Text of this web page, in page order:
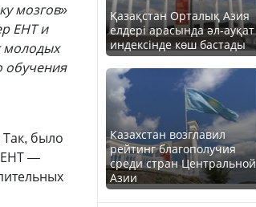
мозгов»
ЕНТ и
молодых
обучения
было
ЕНТ —
Қазақстан Орталық Азия
елдері арасында әл-ауқат
индексінде көш бастады
Казахстан возглавил
рейтинг благополучия
среди стран Центральной
Азии